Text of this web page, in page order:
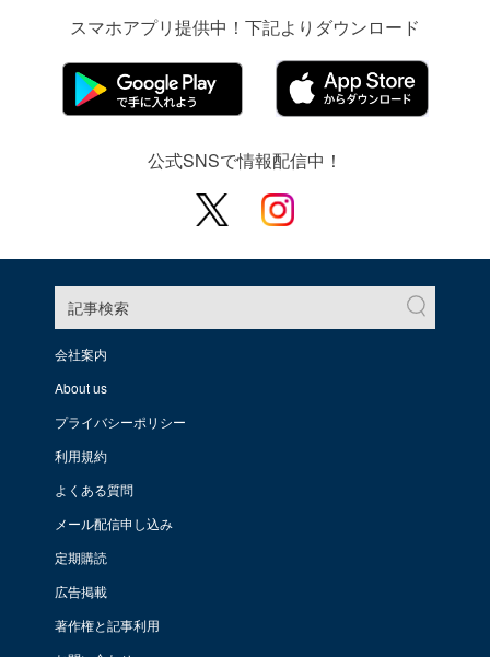
スマホアプリ提供中！下記よりダウンロード
公式SNSで情報配信中！
記事検索
会社案内
About us
プライバシーポリシー
利用規約
よくある質問
メール配信申し込み
定期購読
広告掲載
著作権と記事利用